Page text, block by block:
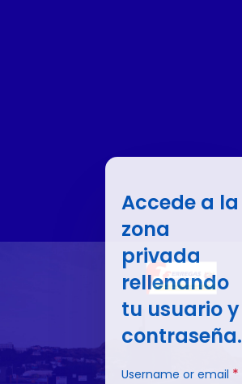
Accede a la
zona
privada
rellenando
tu usuario y
contraseña.
Username or email *